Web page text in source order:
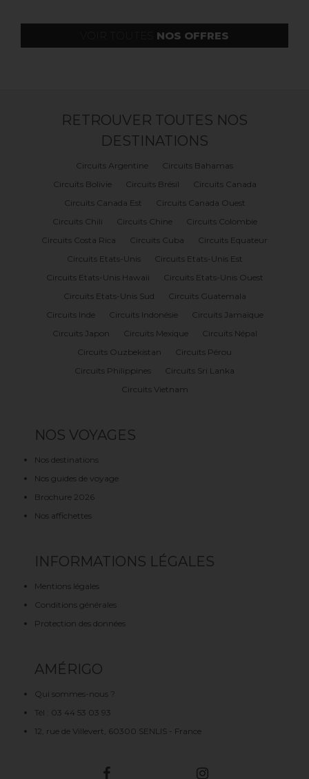
NOS OFFRES
RETROUVER TOUTES NOS
DESTINATIONS
Circuits Argentine
Circuits Bahamas
Circuits Bolivie
Circuits Brésil
Circuits Canada
Circuits Canada Est
Circuits Canada Ouest
Circuits Chili
Circuits Chine
Circuits Colombie
Circuits Costa Rica
Circuits Cuba
Circuits Equateur
Circuits Etats-Unis
Circuits Etats-Unis Est
Circuits Etats-Unis Hawaii
Circuits Etats-Unis Ouest
Circuits Etats-Unis Sud
Circuits Guatemala
Circuits Inde
Circuits Indonésie
Circuits Jamaïque
Circuits Japon
Circuits Mexique
Circuits Népal
Circuits Ouzbekistan
Circuits Pérou
Circuits Philippines
Circuits Sri Lanka
Circuits Vietnam
NOS VOYAGES
Nos destinations
Nos guides de voyage
Brochure 2026
Nos affichettes
INFORMATIONS LÉGALES
Mentions légales
Conditions générales
Protection des données
AMÉRIGO
Qui sommes-nous ?
Tél : 03 44 53 03 93
12, rue de Villevert, 60300 SENLIS - France